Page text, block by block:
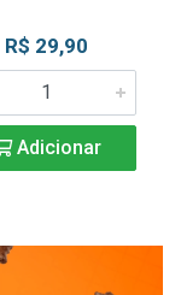
R$ 29,90
Adicionar